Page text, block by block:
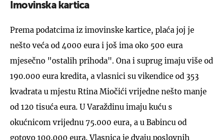
Imovinska kartica
Prema podatcima iz imovinske kartice, plaća joj je
nešto veća od 4000 eura i još ima oko 500 eura
mjesečno "ostalih prihoda". Ona i suprug imaju više od
190.000 eura kredita, a vlasnici su vikendice od 353
kvadrata u mjestu Rtina Miočići vrijedne nešto manje
od 120 tisuća eura. U Varaždinu imaju kuću s
okućnicom vrijednu 75.000 eura, a u Babincu od
gotovo 100.000 eura. Vlasnica je dvaju poslovnih